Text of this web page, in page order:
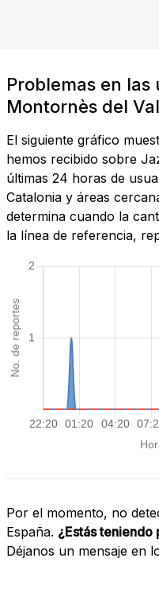
Problemas en
Montornès del
El siguiente gráfico
hemos recibido sobre
últimas 24 horas de
Catalonia y áreas
determina cuando la
la línea de referencia,
Por el momento, no
España. ¿Estás
Déjanos un mensaje en